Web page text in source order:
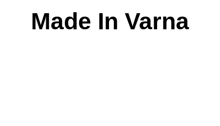
Made In Varna